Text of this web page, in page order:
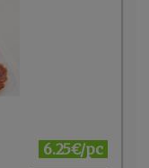
6.25€/pc